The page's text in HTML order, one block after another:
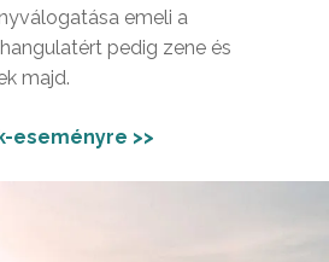
emeli a
pedig zene és
majd.
eseményre >>